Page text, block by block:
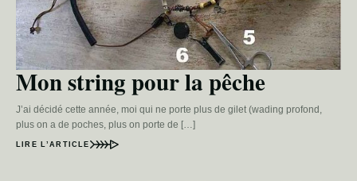
Mon string pour la pêche
J’ai décidé cette année, moi qui ne porte plus de gilet (wading profond,
plus on a de poches, plus on porte de […]
LIRE L’ARTICLE